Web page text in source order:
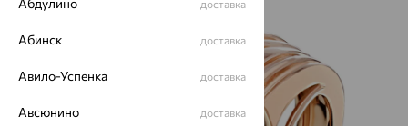
Абдулино доставка
Абинск доставка
Авило-Успенка доставка
Авсюнино доставка